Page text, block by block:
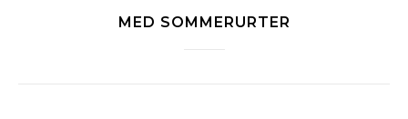
MED SOMMERURTER